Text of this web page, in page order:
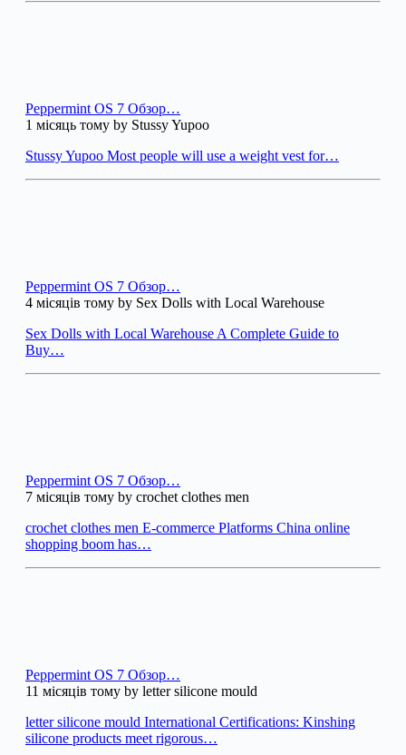
Peppermint OS 7 Обзор…
1 місяць тому by Stussy Yupoo
Stussy Yupoo Most people will use a weight vest for…
Peppermint OS 7 Обзор…
4 місяців тому by Sex Dolls with Local Warehouse
Sex Dolls with Local Warehouse A Complete Guide to
Buy…
Peppermint OS 7 Обзор…
7 місяців тому by crochet clothes men
crochet clothes men E-commerce Platforms China online
shopping boom has…
Peppermint OS 7 Обзор…
11 місяців тому by letter silicone mould
letter silicone mould International Certifications: Kinshing
silicone products meet rigorous…